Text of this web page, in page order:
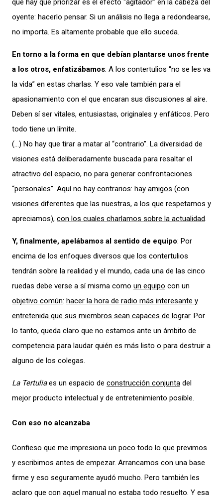
que hay que priorizar es el efecto “agitador” en la cabeza del
oyente: hacerlo pensar. Si un análisis no llega a redondearse,
no importa. Es altamente probable que ello suceda.
En torno a la forma en que debían plantarse unos frente
a los otros, enfatizábamos: A los contertulios “no se les va
la vida” en estas charlas. Y eso vale también para el
apasionamiento con el que encaran sus discusiones al aire.
Deben sí ser vitales, entusiastas, originales y enfáticos. Pero
todo tiene un límite.
(…) No hay que tirar a matar al “contrario”. La diversidad de
visiones está deliberadamente buscada para resaltar el
atractivo del espacio, no para generar confrontaciones
“personales”. Aquí no hay contrarios: hay amigos (con
visiones diferentes que las nuestras, a los que respetamos y
apreciamos), con los cuales charlamos sobre la actualidad.
Y, finalmente, apelábamos al sentido de equipo: Por
encima de los enfoques diversos que los contertulios
tendrán sobre la realidad y el mundo, cada una de las cinco
ruedas debe verse a sí misma como un equipo con un
objetivo común: hacer la hora de radio más interesante y
entretenida que sus miembros sean capaces de lograr. Por
lo tanto, queda claro que no estamos ante un ámbito de
competencia para laudar quién es más listo o para destruir a
alguno de los colegas.
La Tertuliaes un espacio de construcción conjunta del
mejor producto intelectual y de entretenimiento posible.
Con eso no alcanzaba
Confieso que me impresiona un poco todo lo que previmos
y escribimos antes de empezar. Arrancamos con una base
firme y eso seguramente ayudó mucho. Pero también les
aclaro que con aquel manual no estaba todo resuelto. Y esa